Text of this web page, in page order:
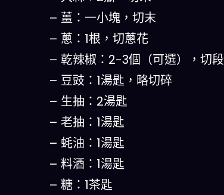
– 薑：一小塊，切末
– 蔥：1根，切蔥花
– 乾辣椒：2-3個（可選），切段
– 豆豉：1湯匙，略切碎
– 生抽：2湯匙
– 老抽：1湯匙
– 蚝油：1湯匙
– 料酒：1湯匙
– 糖：1茶匙